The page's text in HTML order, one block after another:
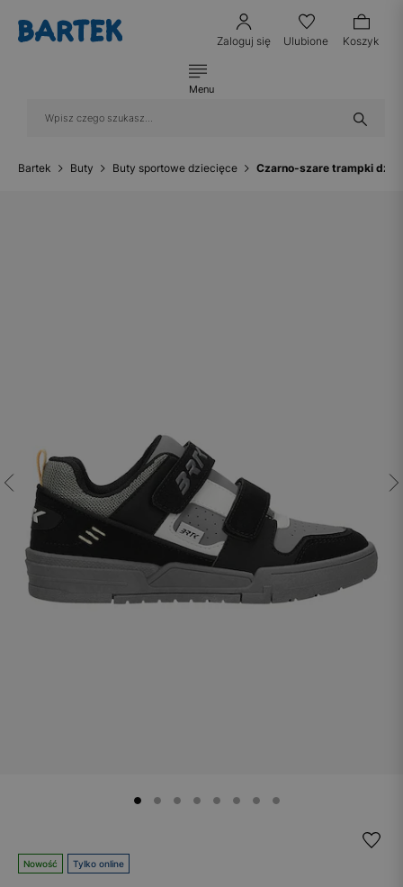
Zaloguj się Ulubione Koszyk
Menu
Bartek Buty Buty sportowe dziecięce Czarno-szare trampki
Nowość Tylko online